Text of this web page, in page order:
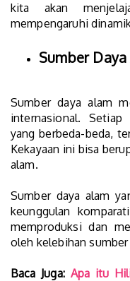
kita akan
mempengaruhi
Sumber
Sumber daya alam
internasional.
yang berbeda-beda,
Kekayaan ini bisa
alam.
Sumber daya alam
keunggulan
memproduksi dan
oleh kelebihan
Baca Juga: Apa itu